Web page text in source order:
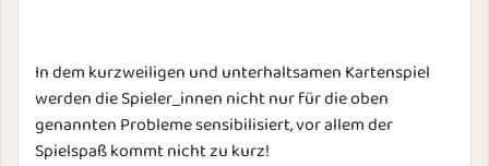
In dem kurzweiligen und unterhaltsamen Kartenspiel
werden die Spieler_innen nicht nur für die oben
genannten Probleme sensibilisiert, vor allem der
Spielspaß kommt nicht zu kurz!